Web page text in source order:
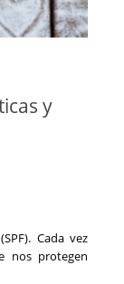
y
Cada vez
nos protegen